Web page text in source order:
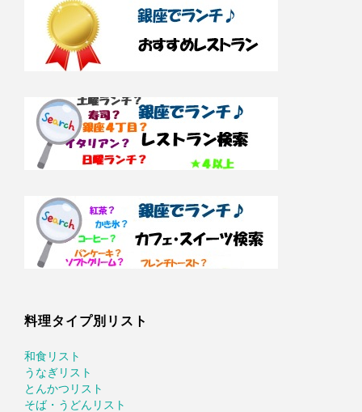
料理タイプ別リスト
和食リスト
うなぎリスト
とんかつリスト
そば・うどんリスト